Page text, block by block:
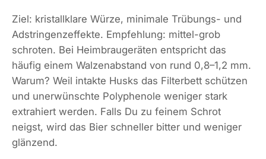
Ziel: kristallklare Würze, minimale Trübungs- und
Adstringenzeffekte. Empfehlung: mittel-grob
schroten. Bei Heimbraugeräten entspricht das
häufig einem Walzenabstand von rund 0,8–1,2 mm.
Warum? Weil intakte Husks das Filterbett schützen
und unerwünschte Polyphenole weniger stark
extrahiert werden. Falls Du zu feinem Schrot
neigst, wird das Bier schneller bitter und weniger
glänzend.